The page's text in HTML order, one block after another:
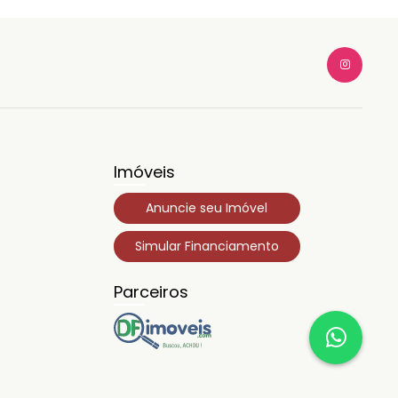
Imóveis
Anuncie seu Imóvel
Simular Financiamento
Parceiros